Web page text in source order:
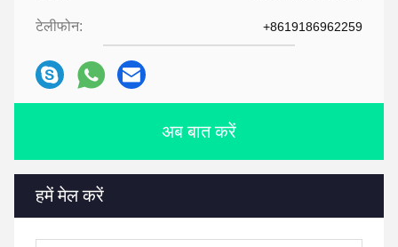
टेलीफोन: +8619186962259
अब बात करें
हमें मेल करें